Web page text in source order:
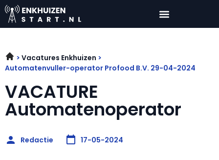
Vacatures Enkhuizen
Automatenvuller-operator Profood B.V. 29-04-2024
VACATURE
Automatenoperator
Redactie 17-05-2024